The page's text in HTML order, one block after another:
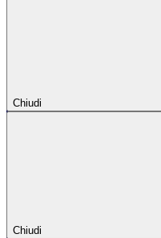
Chiudi
Chiudi